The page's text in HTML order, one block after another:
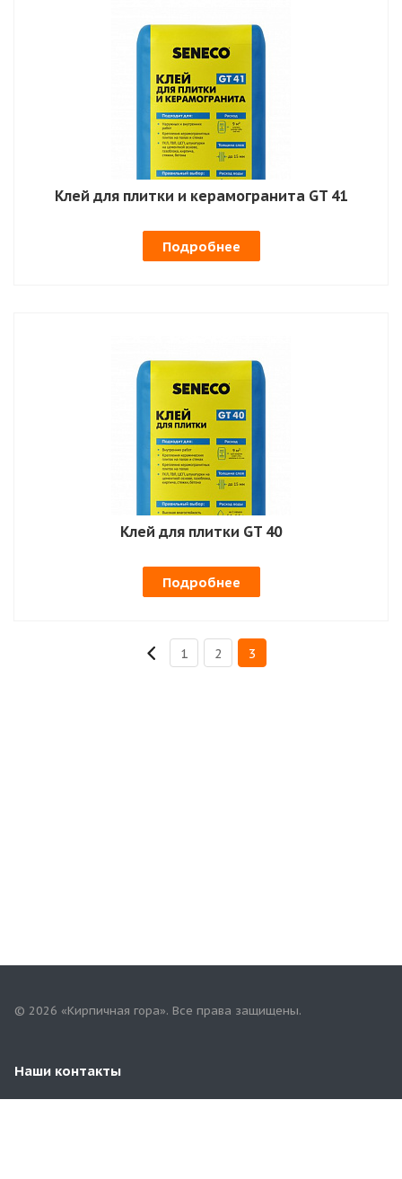
Клей для плитки и керамогранита GT 41
Подробнее
Клей для плитки GT 40
Подробнее
1 2 3
© 2026 «Кирпичная гора». Все права защищены.
Наши контакты
8 (916) 810-01-22